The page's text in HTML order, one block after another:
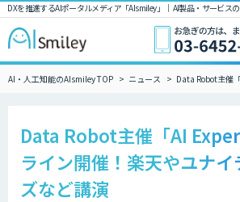
DXを推進するAIポータルメディア「AIsmiley」｜ AI製品・サービス
AI・人工知能のAIsmiley TOP ニュース Data Robot主催
Data Robot主催「AI
ライン開催！楽天やユナ
ズなど講演